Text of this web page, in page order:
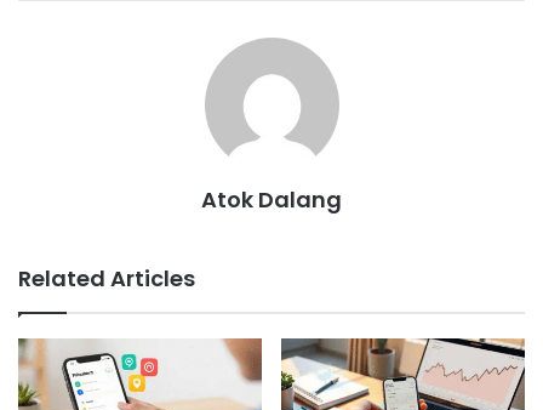
Atok Dalang
Related Articles